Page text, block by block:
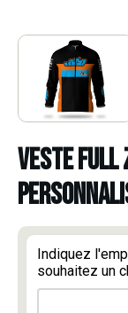
VESTE FULL
Indiquez
souhaitez un